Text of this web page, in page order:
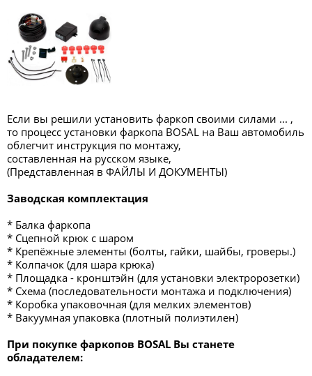
Если вы решили установить фаркоп своими силами ... ,
то процесс установки фаркопа BOSAL на Ваш автомобиль
облегчит инструкция по монтажу,
составленная на русском языке,
(Представленная в ФАЙЛЫ И ДОКУМЕНТЫ)
Заводская комплектация
* Балка фаркопа
* Сцепной крюк с шаром
* Крепёжные элементы (болты, гайки, шайбы, гроверы.)
* Колпачок (для шара крюка)
* Площадка - кронштэйн (для установки электророзетки)
* Схема (последовательности монтажа и подключения)
* Коробка упаковочная (для мелких элементов)
* Вакуумная упаковка (плотный полиэтилен)
При покупке фаркопов BOSAL Вы станете
обладателем: